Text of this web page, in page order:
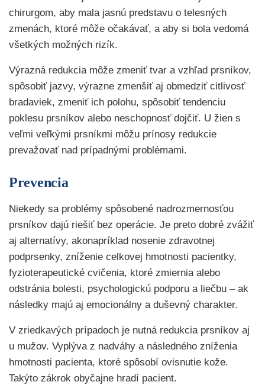
chirurgom, aby mala jasnú predstavu o telesných
zmenách, ktoré môže očakávať, a aby si bola vedomá
všetkých možných rizík.
Výrazná redukcia môže zmeniť tvar a vzhľad prsníkov,
spôsobiť jazvy, výrazne zmenšiť aj obmedziť citlivosť
bradaviek, zmeniť ich polohu, spôsobiť tendenciu
poklesu prsníkov alebo neschopnosť dojčiť. U žien s
veľmi veľkými prsníkmi môžu prínosy redukcie
prevažovať nad prípadnými problémami.
Prevencia
Niekedy sa problémy spôsobené nadrozmernosťou
prsníkov dajú riešiť bez operácie. Je preto dobré zvážiť
aj alternatívy, akonapríklad nosenie zdravotnej
podprsenky, zníženie celkovej hmotnosti pacientky,
fyzioterapeutické cvičenia, ktoré zmiernia alebo
odstránia bolesti, psychologickú podporu a liečbu – ak
následky majú aj emocionálny a duševný charakter.
V zriedkavých prípadoch je nutná redukcia prsníkov aj
u mužov. Vyplýva z nadváhy a následného zníženia
hmotnosti pacienta, ktoré spôsobí ovisnutie kože.
Takýto zákrok obyčajne hradí pacient.